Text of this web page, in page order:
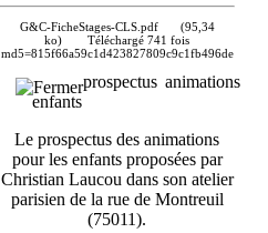
G&C-FicheStages-CLS.pdf
(95,34
ko)
Téléchargé 741 fois
md5=815f66a59c1d423827809c9c1fb496de
prospectus animations
enfants
Le prospectus des animations
pour les enfants proposées par
Christian Laucou dans son atelier
parisien de la rue de Montreuil
(75011).